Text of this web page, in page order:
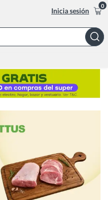
Inicia sesión
0